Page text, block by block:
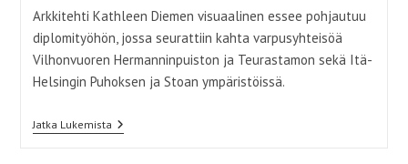
Maisemassa
Arkkitehti Kathleen Diemen visuaalinen essee pohjautuu
diplomityöhön, jossa seurattiin kahta varpusyhteisöä
Vilhonvuoren Hermanninpuiston ja Teurastamon sekä Itä-
Helsingin Puhoksen ja Stoan ympäristöissä.
Jatka LukemistaPieniä
Elä(i)miä